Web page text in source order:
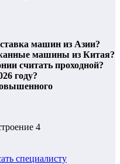
машин из Азии?
машины из Китая?
считать проходной?
году?
4
специалисту